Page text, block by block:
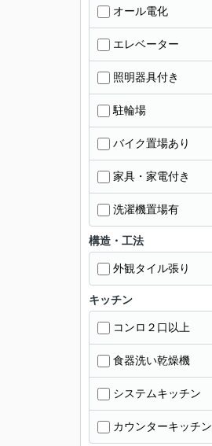
オール電化
エレベーター
照明器具付き
駐輪場
バイク置場あり
家具・家電付き
洗濯機置場有
構造・工法
外観タイル張り
キッチン
コンロ２口以上
食器洗い乾燥機
システムキッチン
カウンターキッチン